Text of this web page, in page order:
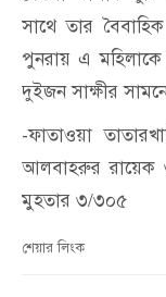
সাথে তার
পুনরায় এ
দুইজন সাক্ষীর
-ফাতাওয়া
আলবাহরুর রায়েক
মুহতার ৩/৩০৫
শেয়ার লিংক